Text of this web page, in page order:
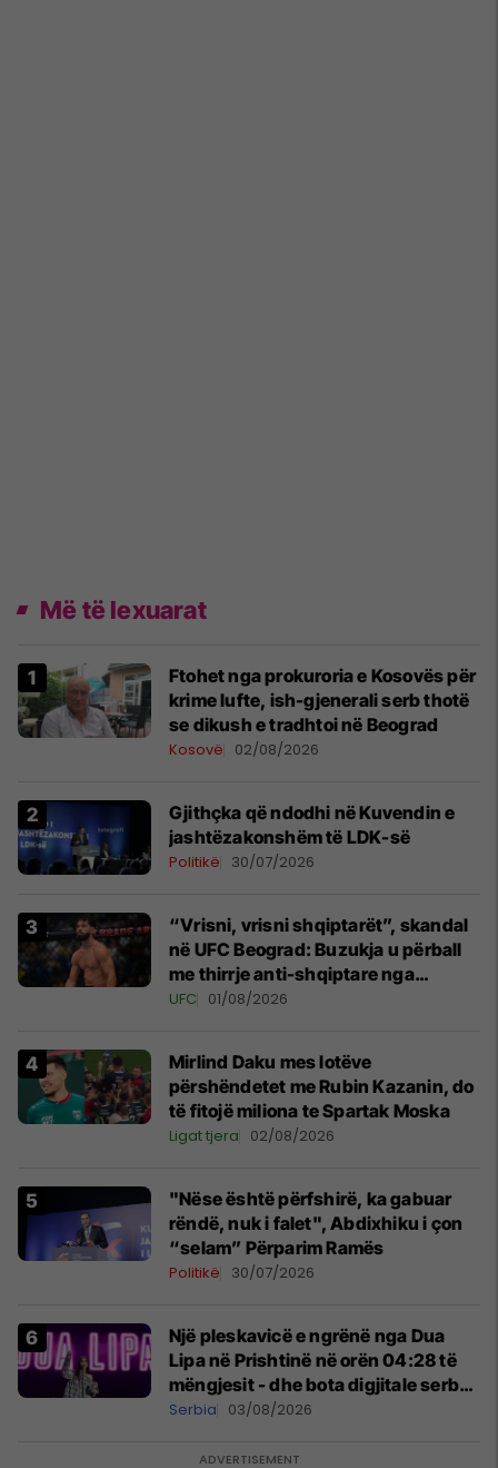
Më të lexuarat
Ftohet nga prokuroria e Kosovës për
krime lufte, ish-gjenerali serb thotë
se dikush e tradhtoi në Beograd
Kosovë 02/08/2026
Gjithçka që ndodhi në Kuvendin e
jashtëzakonshëm të LDK-së
Politikë 30/07/2026
“Vrisni, vrisni shqiptarët”, skandal
në UFC Beograd: Buzukja u përball
me thirrje anti-shqiptare nga
tribunat
UFC 01/08/2026
Mirlind Daku mes lotëve
përshëndetet me Rubin Kazanin, do
të fitojë miliona te Spartak Moska
Ligat tjera 02/08/2026
"Nëse është përfshirë, ka gabuar
rëndë, nuk i falet", Abdixhiku i çon
“selam” Përparim Ramës
Politikë 30/07/2026
Një pleskavicë e ngrënë nga Dua
Lipa në Prishtinë në orën 04:28 të
mëngjesit - dhe bota digjitale serbe
shpall gjendjen e luftës
Serbia 03/08/2026